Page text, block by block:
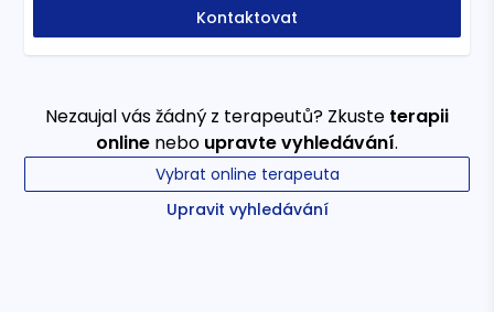
Kontaktovat
Nezaujal vás žádný z terapeutů? Zkuste terapii
online nebo upravte vyhledávání.
Vybrat online terapeuta
Upravit vyhledávání